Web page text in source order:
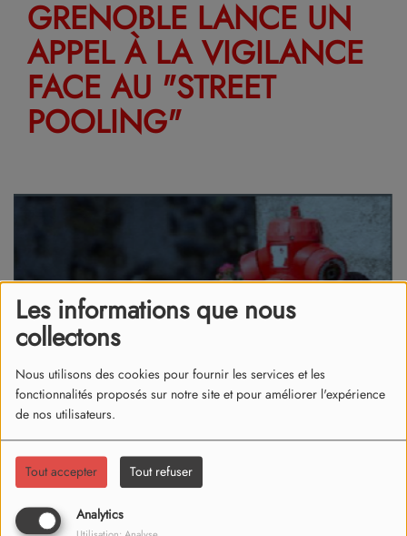
Les informations que nous
collectons
Nous utilisons des cookies pour fournir les services et les
fonctionnalités proposés sur notre site et pour améliorer l'expérience
de nos utilisateurs.
Tout accepter Tout refuser
Analytics
GRENOBLE LANCE UN
APPEL À LA VIGILANCE
FACE AU "STREET
POOLING"
29 mai 2026
Avec les fortes chaleurs, le phénomène du « street pooling »